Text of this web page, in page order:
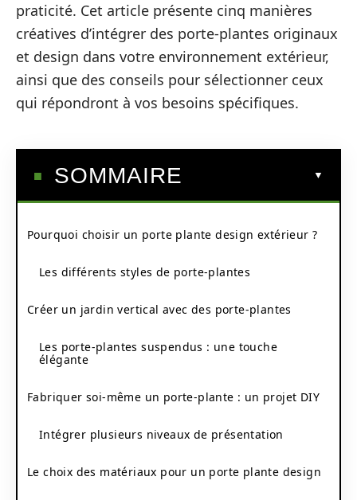
praticité. Cet article présente cinq manières
créatives d’intégrer des porte-plantes originaux
et design dans votre environnement extérieur,
ainsi que des conseils pour sélectionner ceux
qui répondront à vos besoins spécifiques.
SOMMAIRE
Pourquoi choisir un porte plante design extérieur ?
Les différents styles de porte-plantes
Créer un jardin vertical avec des porte-plantes
Les porte-plantes suspendus : une touche
élégante
Fabriquer soi-même un porte-plante : un projet DIY
Intégrer plusieurs niveaux de présentation
Le choix des matériaux pour un porte plante design